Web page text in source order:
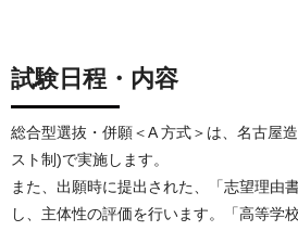
試験日程・内容
総合型選抜・併願＜A 方式＞は、名古屋
スト制)で実施します。
また、出願時に提出された、「志望理由
し、主体性の評価を行います。「高等学